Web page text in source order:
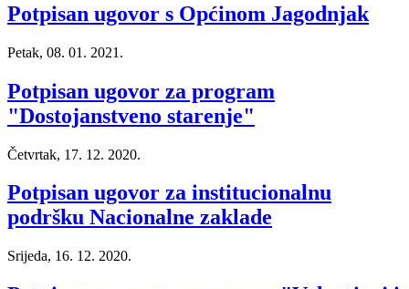
Potpisan ugovor s Općinom Jagodnjak
Petak, 08. 01. 2021.
Potpisan ugovor za program
"Dostojanstveno starenje"
Četvrtak, 17. 12. 2020.
Potpisan ugovor za institucionalnu
podršku Nacionalne zaklade
Srijeda, 16. 12. 2020.